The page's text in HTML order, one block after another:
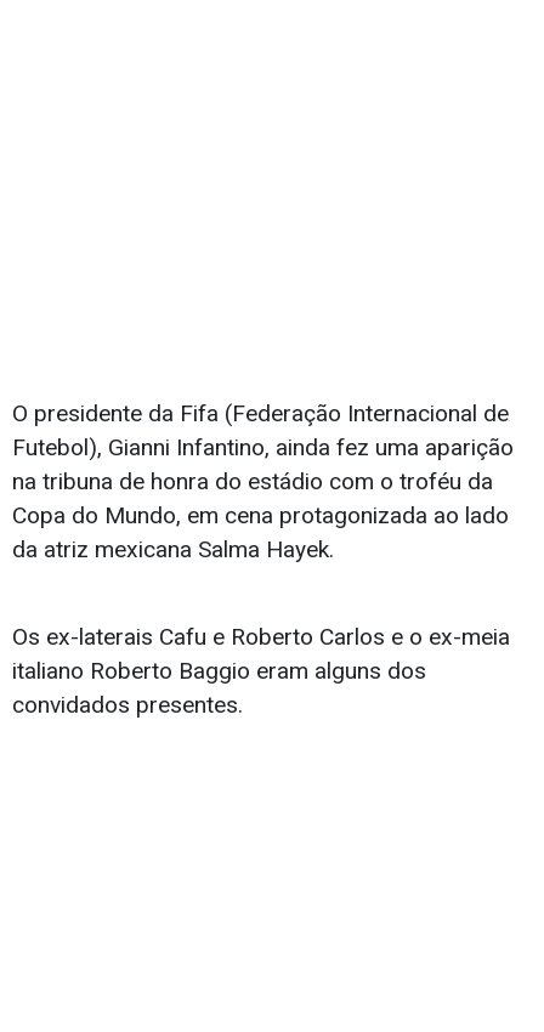
O presidente da Fifa (Federação Internacional de
Futebol), Gianni Infantino, ainda fez uma aparição
na tribuna de honra do estádio com o troféu da
Copa do Mundo, em cena protagonizada ao lado
da atriz mexicana Salma Hayek.
Os ex-laterais Cafu e Roberto Carlos e o ex-meia
italiano Roberto Baggio eram alguns dos
convidados presentes.